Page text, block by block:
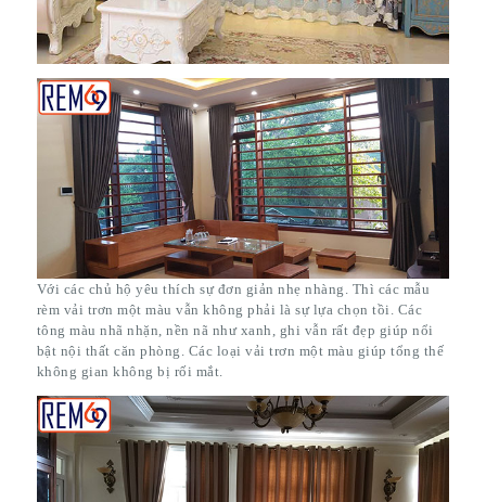
Với các chủ hộ yêu thích sự đơn giản nhẹ nhàng. Thì các mẫu
rèm vải trơn một màu vẫn không phải là sự lựa chọn tồi. Các
tông màu nhã nhặn, nền nã như xanh, ghi vẫn rất đẹp giúp nổi
bật nội thất căn phòng. Các loại vải trơn một màu giúp tổng thế
không gian không bị rối mắt.